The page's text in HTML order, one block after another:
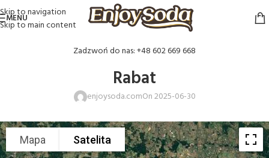
Skip to navigation
Skip to main content
MENU
Zadzwoń do nas: +48 602 669 668
Rabat
enjoysoda.comOn 2025-06-30
Mapa Satelita